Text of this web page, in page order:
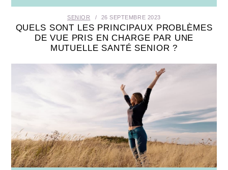
SENIOR 26 SEPTEMBRE 2023
QUELS SONT LES PRINCIPAUX PROBLÈMES
DE VUE PRIS EN CHARGE PAR UNE
MUTUELLE SANTÉ SENIOR ?